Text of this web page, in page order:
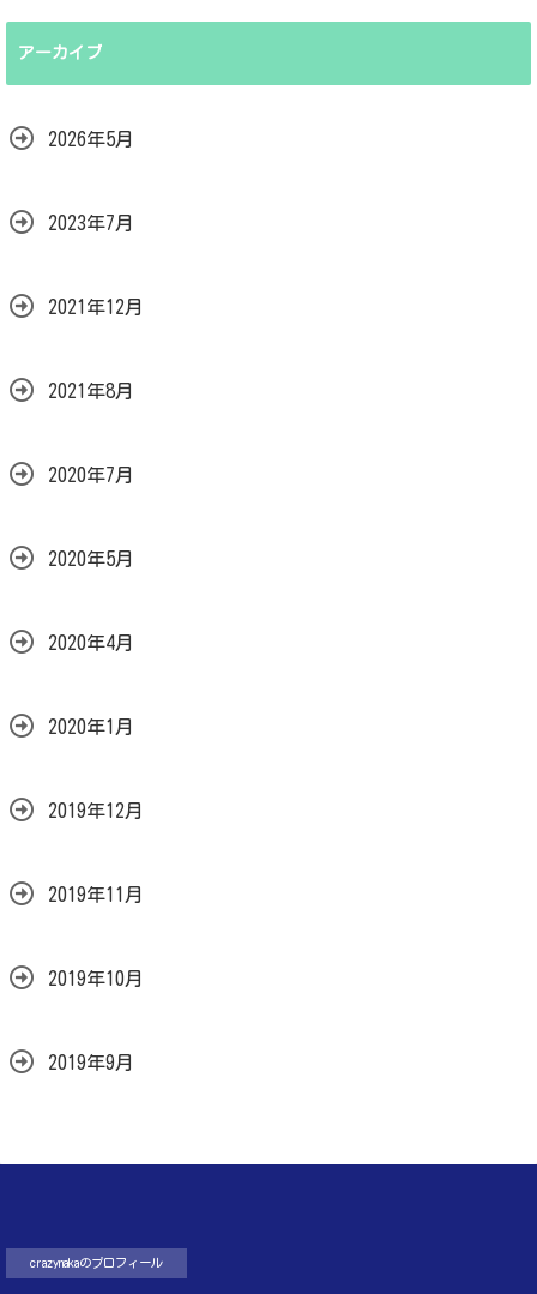
アーカイブ
2026年5月
2023年7月
2021年12月
2021年8月
2020年7月
2020年5月
2020年4月
2020年1月
2019年12月
2019年11月
2019年10月
2019年9月
crazynakaのプロフィール